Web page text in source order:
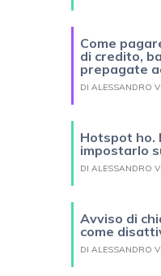
Come
di credito,
prepagate
DI ALESSANDRO
Hotspot ho.
impostarlo
DI ALESSANDRO
Avviso di
come
DI ALESSANDRO